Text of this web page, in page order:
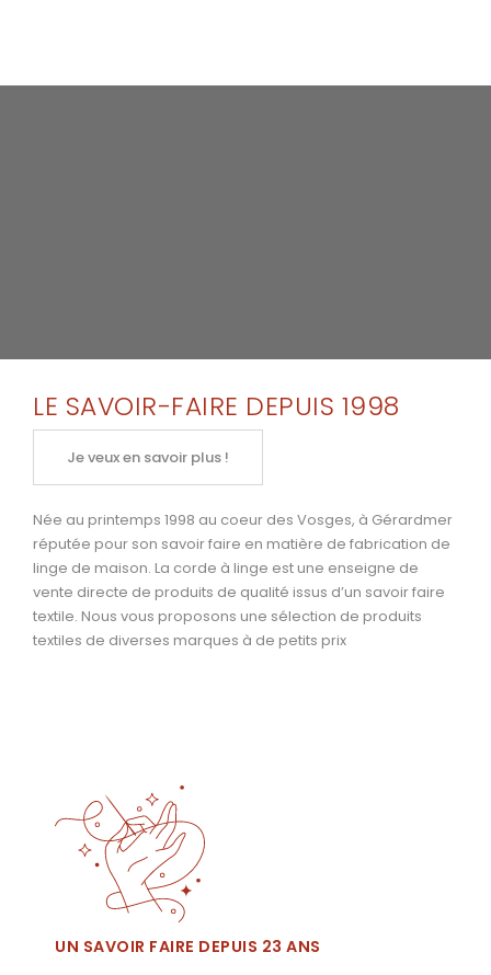
LE SAVOIR-FAIRE DEPUIS 1998
Je veux en savoir plus !
Née au printemps 1998 au coeur des Vosges, à Gérardmer
réputée pour son savoir faire en matière de fabrication de
linge de maison. La corde à linge est une enseigne de
vente directe de produits de qualité issus d’un savoir faire
textile. Nous vous proposons une sélection de produits
textiles de diverses marques à de petits prix
UN SAVOIR FAIRE DEPUIS 23 ANS